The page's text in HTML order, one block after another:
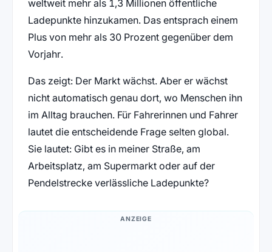
weltweit mehr als 1,3 Millionen öffentliche
Ladepunkte hinzukamen. Das entsprach einem
Plus von mehr als 30 Prozent gegenüber dem
Vorjahr.
Das zeigt: Der Markt wächst. Aber er wächst
nicht automatisch genau dort, wo Menschen ihn
im Alltag brauchen. Für Fahrerinnen und Fahrer
lautet die entscheidende Frage selten global.
Sie lautet: Gibt es in meiner Straße, am
Arbeitsplatz, am Supermarkt oder auf der
Pendelstrecke verlässliche Ladepunkte?
ANZEIGE